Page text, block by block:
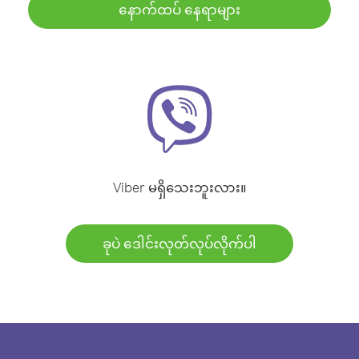
နောက်ထပ် နေရာများ
Viber မရှိသေးဘူးလား။
ခုပဲ ဒေါင်းလုတ်လုပ်လိုက်ပါ